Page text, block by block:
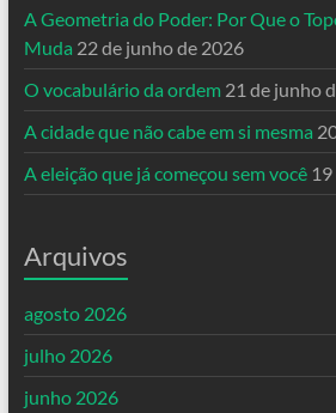
A Geometria do Poder: Por Que o
Muda 22 de junho de 2026
O vocabulário da ordem 21 de junho
A cidade que não cabe em si mesma
A eleição que já começou sem você
Arquivos
agosto 2026
julho 2026
junho 2026